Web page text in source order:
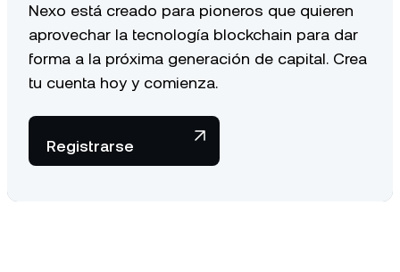
Nexo está creado para pioneros que quieren
aprovechar la tecnología blockchain para dar
forma a la próxima generación de capital. Crea
tu cuenta hoy y comienza.
Registrarse